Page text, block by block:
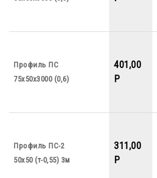
Профиль ПС
75х50х3000 (0,6)
401,00
P
Профиль ПС-2
50х50 (т-0,55) 3м
311,00
P